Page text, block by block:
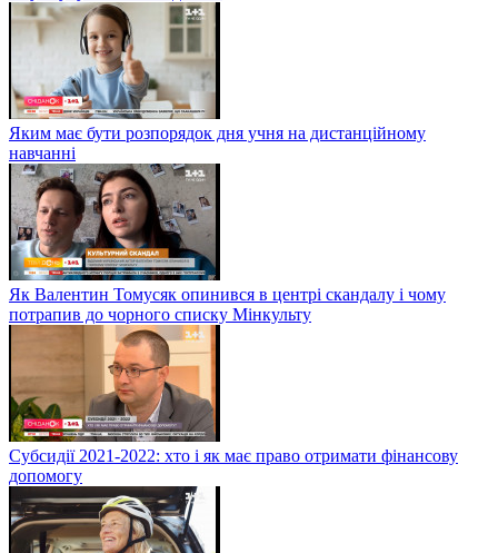
Яким має бути розпорядок дня учня на дистанційному
навчанні
Як Валентин Томусяк опинився в центрі скандалу і чому
потрапив до чорного списку Мінкульту
Субсидії 2021-2022: хто і як має право отримати фінансову
допомогу